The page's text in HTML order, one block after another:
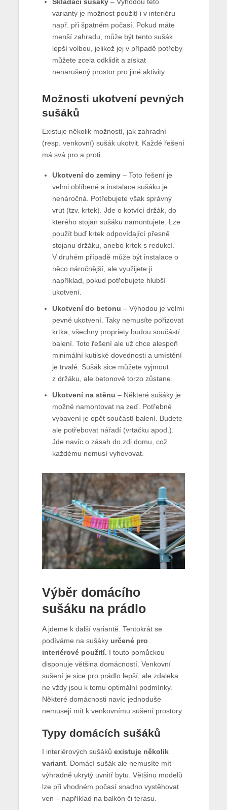
varianty je možnost použití i v interiéru –
např. při špatném počasí. Pokud máte
menší zahradu, může být tento sušák
lepší volbou, jelikož jej v případě potřeby
můžete zcela odklidit a získat
nenarušený prostor pro jiné aktivity.
Možnosti ukotvení pevných
sušáků
Existuje několik možností, jak zahradní
(resp. venkovní) sušák ukotvit. Každé řešení
má svá pro a proti.
Ukotvení do zeminy– Toto řešení je
velmi oblíbené a instalace sušáku je
nenáročná. Potřebujete však správný
vrut (tzv. krtek). Jde o kotvící držák, do
kterého stojan sušáku namontujete. Lze
použít buď krtek odpovídající přesně
stojanu držáku, anebo krtek s redukcí.
V druhém případě může být instalace o
něco náročnější, ale využijete ji
například, pokud potřebujete hlubší
ukotvení.
Ukotvení do betonu – Výhodou je velmi
pevné ukotvení. Taky nemusíte pořizovat
krtka; všechny propriety budou součástí
balení. Toto řešení ale už chce alespoň
minimální kutilské dovednosti a umístění
je trvalé. Sušák sice můžete vyjmout
z držáku, ale betonové torzo zůstane.
Ukotvení na stěnu – Některé sušáky je
možné namontovat na zeď. Potřebné
vybavení je opět součástí balení. Budete
ale potřebovat nářadí (vrtačku apod.).
Jde navíc o zásah do zdi domu, což
každému nemusí vyhovovat.
Výběr domácího
sušáku na prádlo
A jdeme k další variantě. Tentokrát se
podíváme na sušáky určené pro
interiérové použití. I touto pomůckou
disponuje většina domácností. Venkovní
sušení je sice pro prádlo lepší, ale zdaleka
ne vždy jsou k tomu optimální podmínky.
Některé domácnosti navíc jednoduše
nemusejí mít k venkovnímu sušení prostory.
Typy domácích sušáků
I interiérových sušáků existuje několik
variant. Domácí sušák ale nemusíte mít
výhradně ukrytý uvnitř bytu. Většinu modelů
lze při vhodném počasí snadno vystěhovat
ven – například na balkón či terasu.